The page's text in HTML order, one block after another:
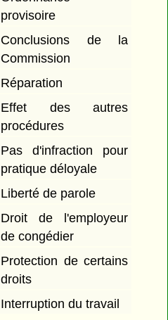
provisoire
Conclusions de la
Commission
Réparation
Effet des autres
procédures
Pas d'infraction pour
pratique déloyale
Liberté de parole
Droit de l'employeur
de congédier
Protection de certains
droits
Interruption du travail